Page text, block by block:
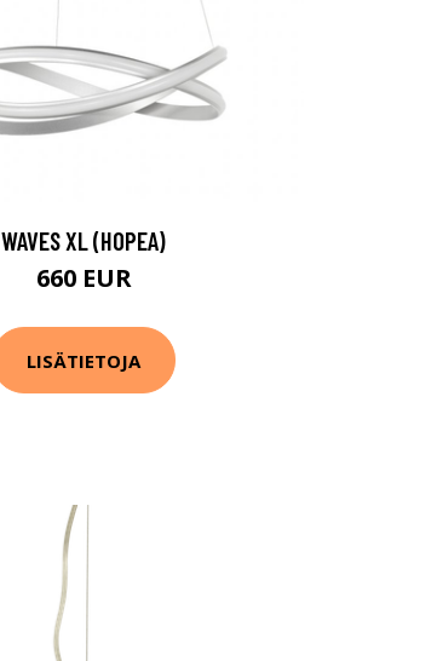
WAVES XL (HOPEA)
660 EUR
LISÄTIETOJA